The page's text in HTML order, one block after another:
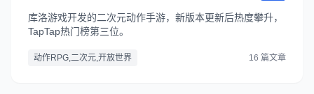
库洛游戏开发的二次元动作手游，新版本更新后热度攀升，
TapTap热门榜第三位。
动作RPG,二次元,开放世界 16 篇文章